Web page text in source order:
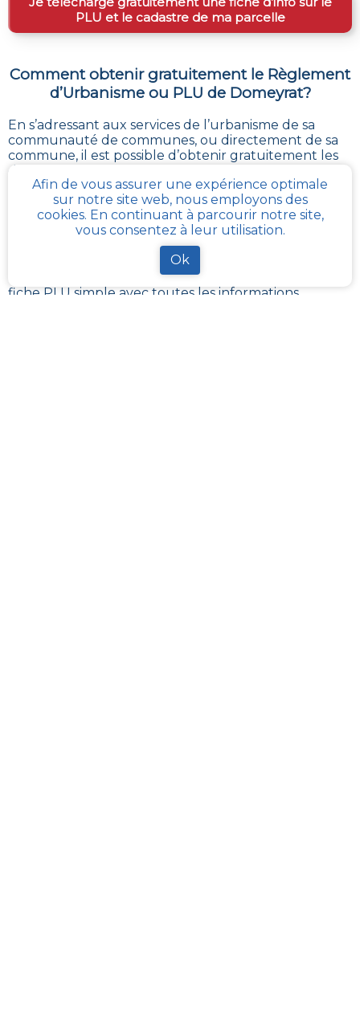
PLU et le cadastre de ma parcelle
Comment obtenir gratuitement le Règlement
d’Urbanisme ou PLU de Domeyrat?
En s’adressant aux services de l’urbanisme de sa
communauté de communes, ou directement de sa
commune, il est possible d’obtenir gratuitement les
différents documents du PLU
Chaque administration locale a pour responsabilité
de maintenir à jour les documents d’urbanisme de
son périmètre. La Loi impose aussi sa mise à disposition
publique et gratuite à toute personne en
demandant la consultation.
vous pouvez recevoir en
quelques clics, complètement gratuitement, une
fiche PLU simple avec toutes les informations
Afin de vous assurer une expérience optimale
sur notre site web, nous employons des
cookies. En continuant à parcourir notre site,
vous consentez à leur utilisation.
Ok